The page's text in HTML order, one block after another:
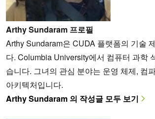
Arthy Sundaram 프로필
Arthy Sundaram은 CUDA 플랫폼의 기술
다. Columbia University에서 컴퓨터 과학
습니다. 그녀의 관심 분야는 운영 체제, 컴
아키텍처입니다.
Arthy Sundaram 의 작성글 모두 보기